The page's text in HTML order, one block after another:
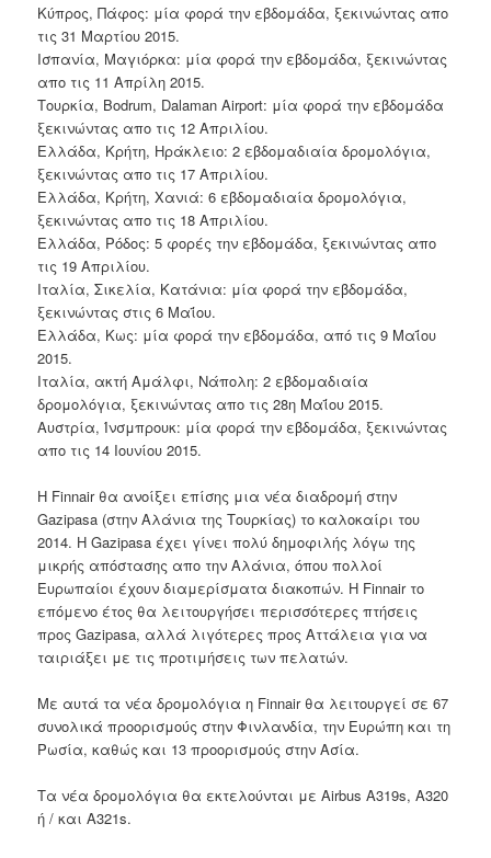
Κύπρος, Πάφος: μία φορά την εβδομάδα, ξεκινώντας απο
τις31 Μαρτίου 2015.
Ισπανία, Μαγιόρκα: μία φορά την εβδομάδα, ξεκινώντας
απο τις 11 Απρίλη 2015.
Τουρκία, Bodrum, Dalaman Airport: μία φορά την εβδομάδα
ξεκινώντας απο τις 12 Απριλίου.
Ελλάδα, Κρήτη, Ηράκλειο:2 εβδομαδιαία δρομολόγια,
ξεκινώντας απο τις 17 Απριλίου.
Ελλάδα, Κρήτη,Χανιά:6 εβδομαδιαία δρομολόγια,
ξεκινώντας απο τις 18 Απριλίου.
Ελλάδα, Ρόδος:5 φορές την εβδομάδα, ξεκινώντας απο
τις 19 Απριλίου.
Ιταλία,Σικελία, Κατάνια: μία φορά την εβδομάδα,
ξεκινώντας στις6 Μαΐου.
Ελλάδα, Κως: μία φορά την εβδομάδα, από τις 9 Μαΐου
2015.
Ιταλία, ακτή Αμάλφι, Νάπολη:2 εβδομαδιαία
δρομολόγια, ξεκινώντας απο τις 28η Μαΐου 2015.
Αυστρία,Ίνσμπρουκ: μία φορά την εβδομάδα, ξεκινώντας
απο τις 14 Ιουνίου 2015.
Η Finnair θα ανοίξει επίσης μια νέα διαδρομή στην
Gazipasa (στηνΑλάνια της Τουρκίας) το καλοκαίρι του
2014. ΗGazipasa έχει γίνει πολύ δημοφιλής λόγω της
μικρής απόστασης απο τηνΑλάνια,όπου πολλοί
Ευρωπαίοι έχουν διαμερίσματα διακοπών. Η Finnair το
επόμενο έτος θα λειτουργήσει περισσότερες πτήσεις
προς Gazipasa, αλλά λιγότερεςπρος Αττάλεια για να
ταιριάξει με τις προτιμήσεις των πελατών.
Με αυτά τα νέα δρομολόγια η Finnair θα λειτουργεί σε 67
συνολικάπροορισμούς στην Φινλανδία, την Ευρώπη και τη
Ρωσία, καθώς και 13 προορισμούς στην Ασία.
Τα νέα δρομολόγια θα εκτελούνται με Airbus A319s,Α320
ή / και A321s.